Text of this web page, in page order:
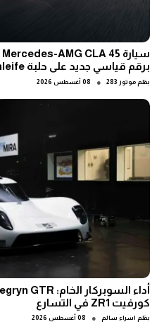
برقم قياسي جديد على حلبة Nürburgring-Nordschleife
بقلم موتور 283 ● 08 أغسطس 2026
كورفيت ZR1 في التسارع
بقلم اسراء سالم ● 08 أغسطس 2026